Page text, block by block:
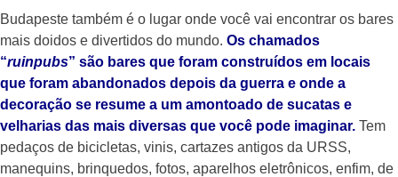
Budapeste também é o lugar onde você vai encontrar os bares
mais doidos e divertidos do mundo. Os chamados
“ruinpubs” são bares que foram construídos em locais
que foram abandonados depois da guerra e onde a
decoração se resume a um amontoado de sucatas e
velharias das mais diversas que você pode imaginar. Tem
pedaços de bicicletas, vinis, cartazes antigos da URSS,
manequins, brinquedos, fotos, aparelhos eletrônicos, enfim, de